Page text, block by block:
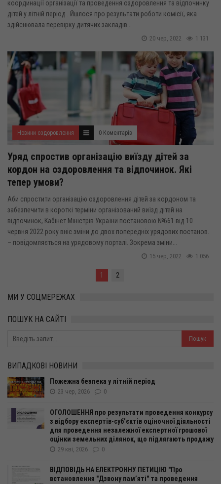
координації організації та проведення оздоровлення та відпочинку
дітей у літній період . Йшлося про результати роботи комісії, яка
здійснювала перевірку дитячих закладів...
1 131
20 чер, 2022
Новини оздоровлення 0 Коментарів
Уряд спростив організацію виїзду дітей за
кордон на оздоровлення та відпочинок. Які
тепер умови?
Аби спростити організацію оздоровлення дітей за кордоном та
забезпечити в короткі терміни організований виїзд дітей на
відпочинок, Кабінет Міністрів України постановою №661 від 10
червня 2022 року вніс зміни до двох попередніх урядових постанов.
– повідомляється на урядовому порталі. Зокрема зміни...
1 056
15 чер, 2022
1 2
МИ У СОЦМЕРЕЖАХ
ПОШУК НА САЙТІ
ВИПАДКОВІ НОВИНИ
Пожежна безпека у літній період
23 чер, 2026 0
ОГОЛОШЕННЯ про результати проведення конкурсу
з відбору експертів-суб’єктів оціночної діяльності
для проведення незалежної експертної грошової
оцінки земельних ділянок, що підлягають продажу
29 кві, 2026 0
ВІДПОВІДЬ НА ЕЛЕКТРОННУ ПЕТИЦІЮ "Про
встановлення "Дзвону пам’яті" та проведення